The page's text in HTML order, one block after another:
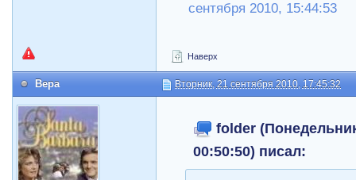
сентября 2010, 15:44:53
Наверх
Вера Вторник, 21 сентября 2010, 17:45:32
folder
00:50:50) писал: